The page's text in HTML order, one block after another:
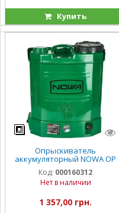
Купить
Опрыскиватель
аккумуляторный NOWA OP
1512o
Код: 000160312
Нет в наличии
1 357,00 грн.